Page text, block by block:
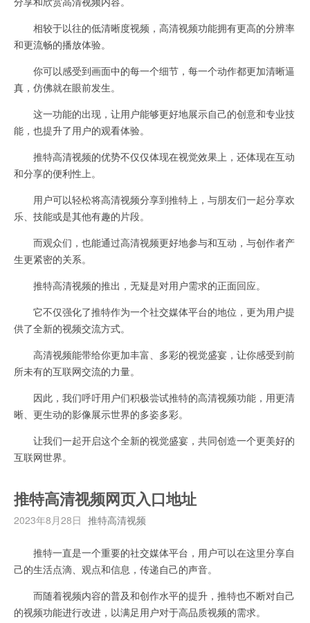
相较于以往的低清晰度视频，高清视频功能拥有更高的分辨率
和更流畅的播放体验。
你可以感受到画面中的每一个细节，每一个动作都更加清晰逼
真，仿佛就在眼前发生。
这一功能的出现，让用户能够更好地展示自己的创意和专业技
能，也提升了用户的观看体验。
推特高清视频的优势不仅仅体现在视觉效果上，还体现在互动
和分享的便利性上。
用户可以轻松将高清视频分享到推特上，与朋友们一起分享欢
乐、技能或是其他有趣的片段。
而观众们，也能通过高清视频更好地参与和互动，与创作者产
生更紧密的关系。
推特高清视频的推出，无疑是对用户需求的正面回应。
它不仅强化了推特作为一个社交媒体平台的地位，更为用户提
供了全新的视频交流方式。
高清视频能带给你更加丰富、多彩的视觉盛宴，让你感受到前
所未有的互联网交流的力量。
因此，我们呼吁用户们积极尝试推特的高清视频功能，用更清
晰、更生动的影像展示世界的多姿多彩。
让我们一起开启这个全新的视觉盛宴，共同创造一个更美好的
互联网世界。
推特高清视频网页入口地址
2023年8月28日 推特高清视频
推特一直是一个重要的社交媒体平台，用户可以在这里分享自
己的生活点滴、观点和信息，传递自己的声音。
而随着视频内容的普及和创作水平的提升，推特也不断对自己
的视频功能进行改进，以满足用户对于高品质视频的需求。